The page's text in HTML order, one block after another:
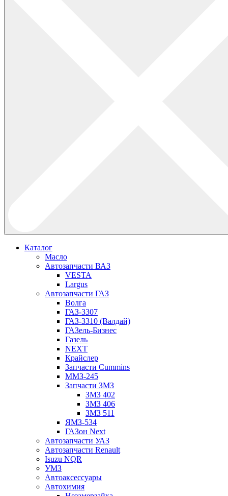
Каталог
Масло
Автозапчасти ВАЗ
VESTA
Largus
Автозапчасти ГАЗ
Волга
ГАЗ-3307
ГАЗ-3310 (Валдай)
ГАЗель-Бизнес
Газель
NEXT
Крайслер
Запчасти Cummins
ММЗ-245
Запчасти ЗМЗ
ЗМЗ 402
ЗМЗ 406
ЗМЗ 511
ЯМЗ-534
ГАЗон Next
Автозапчасти УАЗ
Автозапчасти Renault
Isuzu NQR
УМЗ
Автоаксессуары
Автохимия